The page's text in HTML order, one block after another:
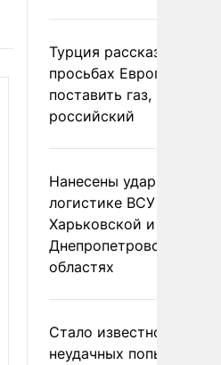
Турция рассказала о
просьбах Европы
поставить газ, но не
российский
Нанесены удары по
логистике ВСУ в
Харьковской и
Днепропетровской
областях
Стало известно о
неудачных попытках